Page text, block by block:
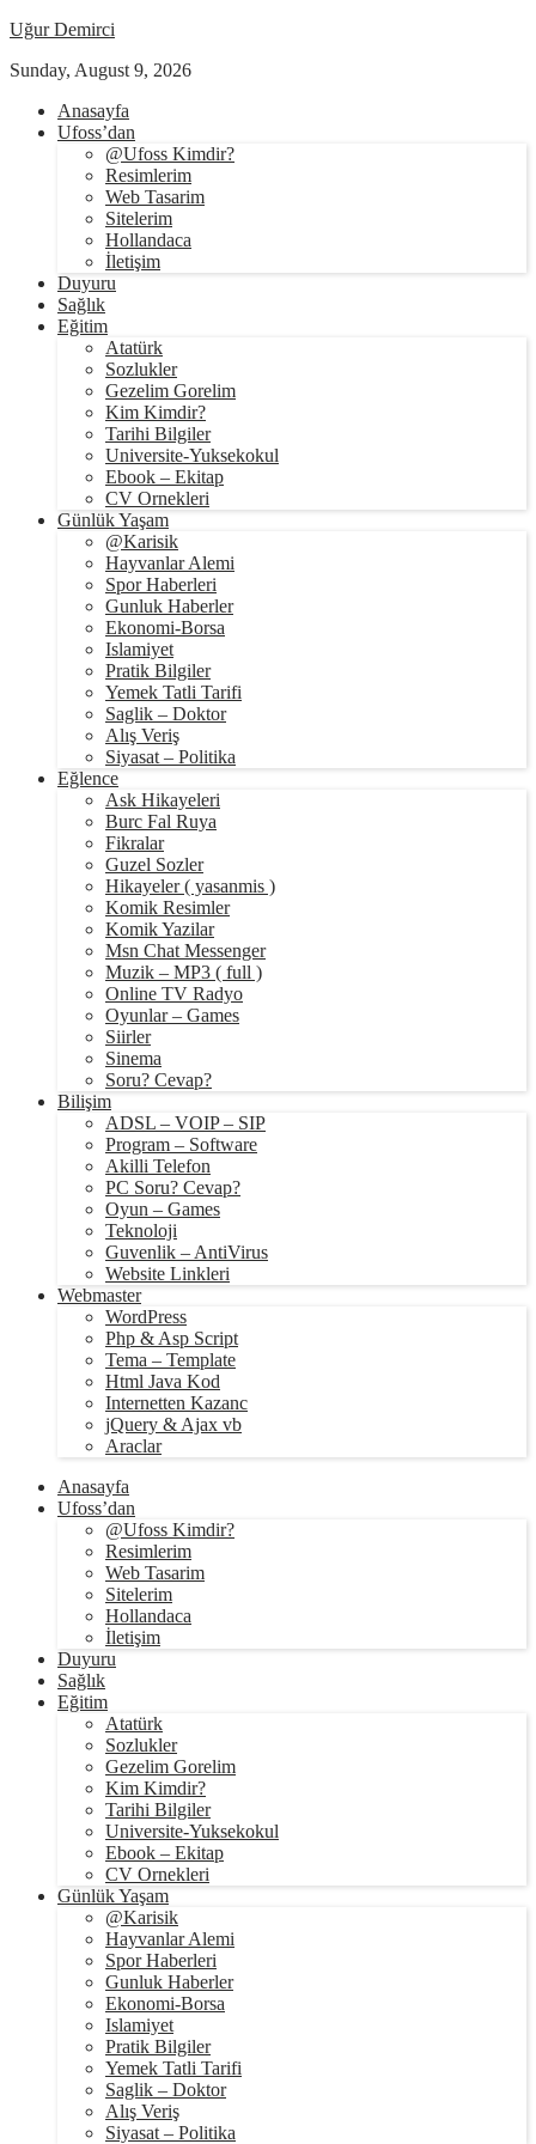
Uğur Demirci
Sunday, August 9, 2026
Anasayfa
Ufoss’dan
@Ufoss Kimdir?
Resimlerim
Web Tasarim
Sitelerim
Hollandaca
İletişim
Duyuru
Sağlık
Eğitim
Atatürk
Sozlukler
Gezelim Gorelim
Kim Kimdir?
Tarihi Bilgiler
Universite-Yuksekokul
Ebook – Ekitap
CV Ornekleri
Günlük Yaşam
@Karisik
Hayvanlar Alemi
Spor Haberleri
Gunluk Haberler
Ekonomi-Borsa
Islamiyet
Pratik Bilgiler
Yemek Tatli Tarifi
Saglik – Doktor
Alış Veriş
Siyasat – Politika
Eğlence
Ask Hikayeleri
Burc Fal Ruya
Fikralar
Guzel Sozler
Hikayeler ( yasanmis )
Komik Resimler
Komik Yazilar
Msn Chat Messenger
Muzik – MP3 ( full )
Online TV Radyo
Oyunlar – Games
Siirler
Sinema
Soru? Cevap?
Bilişim
ADSL – VOIP – SIP
Program – Software
Akilli Telefon
PC Soru? Cevap?
Oyun – Games
Teknoloji
Guvenlik – AntiVirus
Website Linkleri
Webmaster
WordPress
Php & Asp Script
Tema – Template
Html Java Kod
Internetten Kazanc
jQuery & Ajax vb
Araclar
Anasayfa
Ufoss’dan
@Ufoss Kimdir?
Resimlerim
Web Tasarim
Sitelerim
Hollandaca
İletişim
Duyuru
Sağlık
Eğitim
Atatürk
Sozlukler
Gezelim Gorelim
Kim Kimdir?
Tarihi Bilgiler
Universite-Yuksekokul
Ebook – Ekitap
CV Ornekleri
Günlük Yaşam
@Karisik
Hayvanlar Alemi
Spor Haberleri
Gunluk Haberler
Ekonomi-Borsa
Islamiyet
Pratik Bilgiler
Yemek Tatli Tarifi
Saglik – Doktor
Alış Veriş
Siyasat – Politika